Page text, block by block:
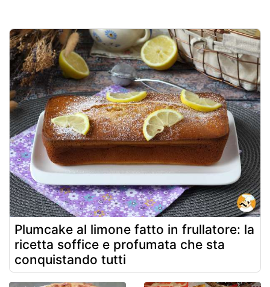
Plumcake al limone fatto in frullatore: la
ricetta soffice e profumata che sta
conquistando tutti